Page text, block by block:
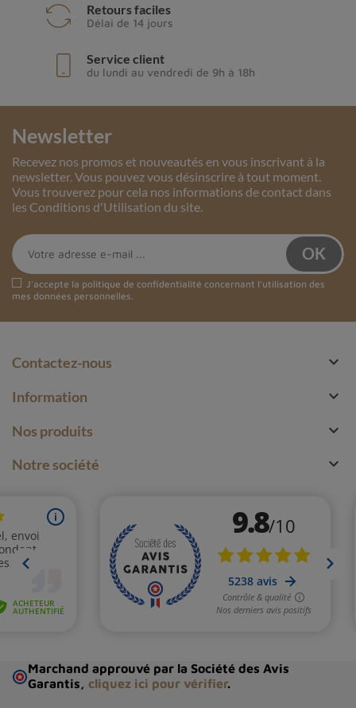
Retours faciles
Délai de 14 jours
Service client
du lundi au vendredi de 9h à 18h
Newsletter
Recevez nos promos et nouveautés en vous inscrivant à la
newsletter. Vous pouvez vous désinscrire à tout moment.
Vous trouverez pour cela nos informations de contact dans
les Conditions d'Utilisation du site.
J'accepte la politique de confidentialité concernant l'utilisation des
mes données personnelles.
Contactez-nous 
Information 
Nos produits 
Notre société 
Marchand approuvé par la Société des Avis
Garantis, cliquez ici pour vérifier.